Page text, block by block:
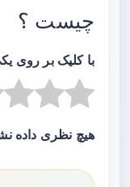
چیست ؟
با کلیک بر روی یکی از
هیچ نظری داده